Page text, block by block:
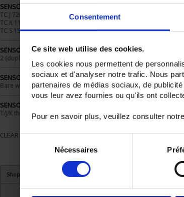
Consentement
Ce site web utilise des cookies.
Les cookies nous permettent de
sociaux et d'analyser notre trafic. Nous
partenaires de médias sociaux, de
vous leur avez fournies ou qu'ils ont
Pour en savoir plus, veuillez consulter notre
consentement
Nécessaires
SENSORS - measurement range:
TC J 720 °C maxi
TC K 1100 °C maxi
TC S 1500 °C maxi
SENSORS - no. of measuring points:
2 (duplex)
SENSORS - electrical connection:
Bare wires
SENSORS - I/O type:
T/J/K thermocouple
CLEAR ALL
Shop By